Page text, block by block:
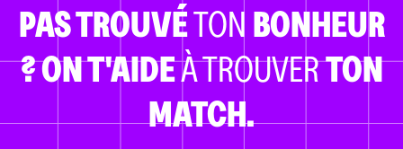
PAS TROUVÉTON BONHEUR
?ON T'AIDEÀ TROUVERTON
MATCH.